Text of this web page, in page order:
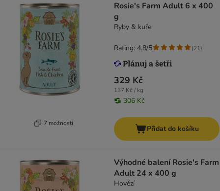
7 možností
Rosie's Farm Adult 6 x 400
g
Ryby & kuře
329 Kč
137 Kč / kg
306 Kč
Rating: 4.8/5 (21)
Přidat do košíku
Výhodné balení Rosie's Farm
Adult 24 x 400 g
Hovězí